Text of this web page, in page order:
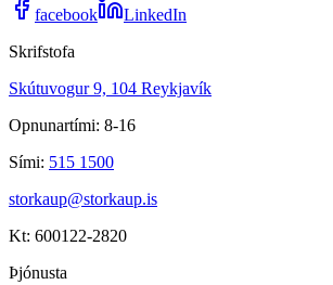
facebook
LinkedIn
Skrifstofa
Skútuvogur 9, 104 Reykjavík
Opnunartími: 8-16
Sími: 515 1500
storkaup@storkaup.is
Kt: 600122-2820
Þjónusta